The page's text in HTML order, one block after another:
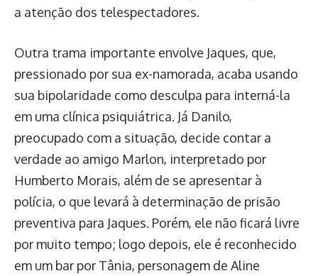
a atenção dos telespectadores.
Outra trama importante envolve Jaques, que,
pressionado por sua ex-namorada, acaba usando
sua bipolaridade como desculpa para interná-la
em uma clínica psiquiátrica. Já Danilo,
preocupado com a situação, decide contar a
verdade ao amigo Marlon, interpretado por
Humberto Morais, além de se apresentar à
polícia, o que levará à determinação de prisão
preventiva para Jaques. Porém, ele não ficará livre
por muito tempo; logo depois, ele é reconhecido
em um bar por Tânia, personagem de Aline